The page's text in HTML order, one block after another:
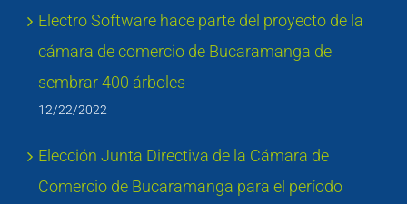
Electro Software hace parte del proyecto de la
cámara de comercio de Bucaramanga de
sembrar 400 árboles
12/22/2022
Elección Junta Directiva de la Cámara de
Comercio de Bucaramanga para el período